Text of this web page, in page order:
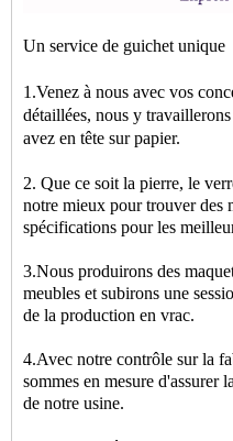
Un service de guichet unique
1.Venez à nous avec vos
détaillées, nous y
avez en tête sur papier.
2. Que ce soit la pierre, le
notre mieux pour trouver des
spécifications pour les
3.Nous produirons des
meubles et subirons une
de la production en vrac.
4.Avec notre contrôle sur la
sommes en mesure d'assurer
de notre usine.